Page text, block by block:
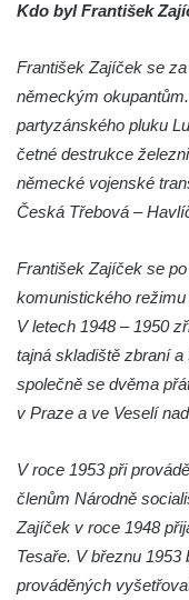
Pomník obětem 1.
Hrob Aloise
Račicích
Pamětní deska
čp. 43 v Lužci nad
Pomník obětem 2.
Pomník obětem
nad Vltavou
Pomník obětem
Kenotaf Václava
Lužci nad Vltavou
Kenotaf Miloslava
nad Vltavou
Hrob Václava
Kdo byl František
František Zajíček se
německým
partyzánského pluku
četné destrukce
německé vojenské
Česká Třebová –
František Zajíček se
komunistického
V letech 1948 – 1950
tajná skladiště zbraní
společně se dvěma
v Praze a ve Veselí
V roce 1953 při
členům Národně
Zajíček v roce 1948
Tesaře. V březnu
prováděných